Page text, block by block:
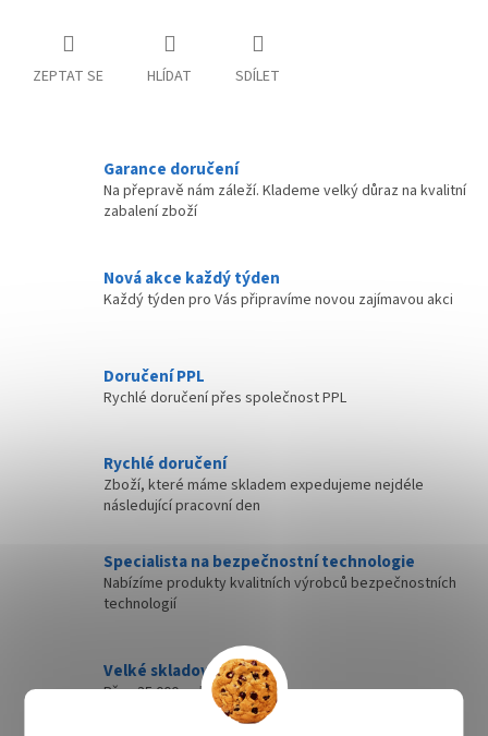
ZEPTAT SE HLÍDAT SDÍLET
Garance doručení
Na přepravě nám záleží. Klademe velký důraz na kvalitní
zabalení zboží
Nová akce každý týden
Každý týden pro Vás připravíme novou zajímavou akci
Doručení PPL
Rychlé doručení přes společnost PPL
Rychlé doručení
Zboží, které máme skladem expedujeme nejdéle
následující pracovní den
Specialista na bezpečnostní technologie
Nabízíme produkty kvalitních výrobců bezpečnostních
technologií
Velké skladové zásoby
Přes 35 000 položek skladem